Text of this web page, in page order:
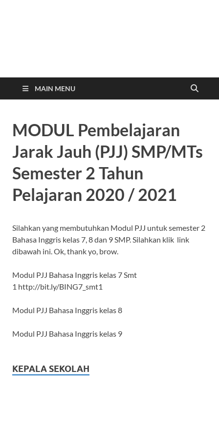
Website Resmi SMP
Negeri 2 Kendal
MAIN MENU
MODUL Pembelajaran
Jarak Jauh (PJJ) SMP/MTs
Semester 2 Tahun
Pelajaran 2020 / 2021
Silahkan yang membutuhkan Modul PJJ untuk semester 2
Bahasa Inggris kelas 7, 8 dan 9 SMP. Silahkan klik link
dibawah ini. Ok, thank yo, brow.
Modul PJJ Bahasa Inggris kelas 7 Smt
1 http://bit.ly/BING7_smt1
Modul PJJ Bahasa Inggris kelas 8
Modul PJJ Bahasa Inggris kelas 9
KEPALA SEKOLAH